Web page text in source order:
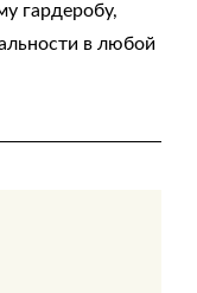
гардеробу,
в любой